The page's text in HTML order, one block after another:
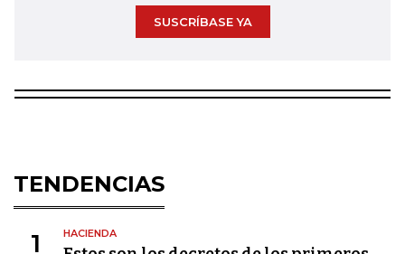
SUSCRÍBASE YA
TENDENCIAS
1 HACIENDA